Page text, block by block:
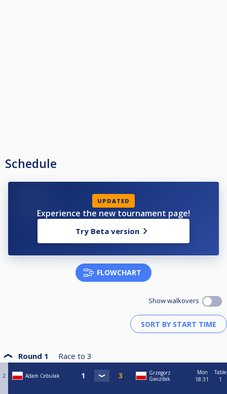
Schedule
UPDATED
Experience the new tournament page!
Try Beta version
FLOWCHART
Show walkovers
Round 1 Race to 3
2 Adam Cebulak
Grzegorz
Gwizdak
Mon
18:31
Table
1